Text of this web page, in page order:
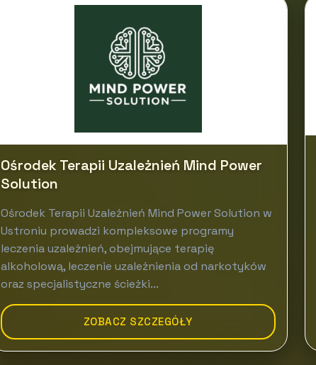
Ośrodek Terapii Uzależnień Mind Power
Solution
Ośrodek Terapii Uzależnień Mind Power Solution w
Ustroniu prowadzi kompleksowe programy
leczenia uzależnień, obejmujące terapię
alkoholową, leczenie uzależnienia od narkotyków
oraz specjalistyczne ścieżki...
ZOBACZ SZCZEGÓŁY